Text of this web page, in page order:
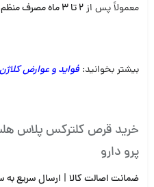
معمولاً پس از۲ تا ۳ ماه مصرف منظم
بیشتر بخوانید: فواید و عوارض
خرید قرص کلترکس پلاس
پرو دارو
ضمانت اصالت کالا | ارسال سریع به